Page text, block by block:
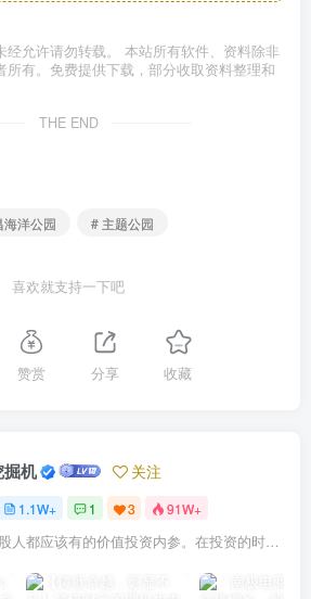
经允许请勿转载。 本站所有软件、资料除非
所有。免费提供下载，部分收取资料整理和
THE END
海洋公园 # 主题公园
喜欢就支持一下吧
赞赏 分享 收藏
掘机 关注
1.1W+ 1 3 91W+
每个炒股人都应该有的价值投资内参。在投资的时候，我们把自己看成是企业分析师——而不是市场分析师，也不是宏观经济分析师，更不是证券分析师。